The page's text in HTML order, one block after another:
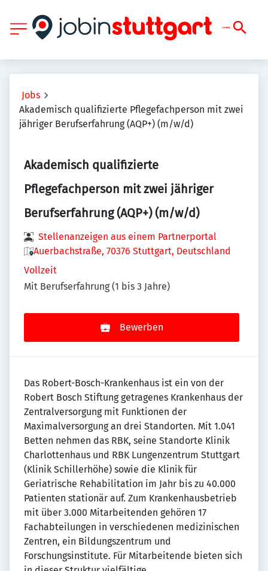
Jobs
Akademisch qualifizierte Pflegefachperson mit zwei
jähriger Berufserfahrung (AQP+) (m/w/d)
Akademisch qualifizierte
Pflegefachperson mit zwei jähriger
Berufserfahrung (AQP+) (m/w/d)
Stellenanzeigen aus einem Partnerportal
Auerbachstraße, 70376 Stuttgart, Deutschland
Vollzeit
Mit Berufserfahrung (1 bis 3 Jahre)
Bewerben
Das Robert-Bosch-Krankenhaus ist ein von der
Robert Bosch Stiftung getragenes Krankenhaus der
Zentralversorgung mit Funktionen der
Maximalversorgung an drei Standorten. Mit 1.041
Betten nehmen das RBK, seine Standorte Klinik
Charlottenhaus und RBK Lungenzentrum Stuttgart
(Klinik Schillerhöhe) sowie die Klinik für
Geriatrische Rehabilitation im Jahr bis zu 40.000
Patienten stationär auf. Zum Krankenhausbetrieb
mit über 3.000 Mitarbeitenden gehören 17
Fachabteilungen in verschiedenen medizinischen
Zentren, ein Bildungszentrum und
Forschungsinstitute. Für Mitarbeitende bieten sich